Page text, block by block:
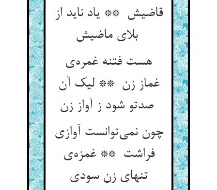
قاضیش ** یاد ناید از
بلای ماضیش
هست فتنه غمره‌ی
غماز زن ** لیک آن
چون نمی‌توانست آوازی
فراشت ** غمزه‌ی
تنهای زن سودی